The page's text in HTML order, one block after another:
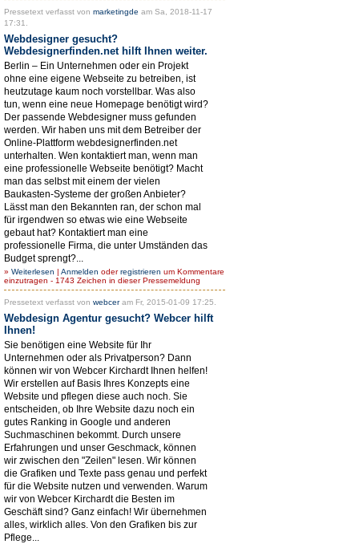
Pressetext verfasst von marketingde am Sa, 2018-11-17
17:31.
Webdesigner gesucht?
Webdesignerfinden.net hilft Ihnen weiter.
Berlin – Ein Unternehmen oder ein Projekt
ohne eine eigene Webseite zu betreiben, ist
heutzutage kaum noch vorstellbar. Was also
tun, wenn eine neue Homepage benötigt wird?
Der passende Webdesigner muss gefunden
werden. Wir haben uns mit dem Betreiber der
Online-Plattform webdesignerfinden.net
unterhalten. Wen kontaktiert man, wenn man
eine professionelle Webseite benötigt? Macht
man das selbst mit einem der vielen
Baukasten-Systeme der großen Anbieter?
Lässt man den Bekannten ran, der schon mal
für irgendwen so etwas wie eine Webseite
gebaut hat? Kontaktiert man eine
professionelle Firma, die unter Umständen das
Budget sprengt?...
» Weiterlesen | Anmelden oderregistrieren um Kommentare
einzutragen - 1743 Zeichen in dieser Pressemeldung
Pressetext verfasst von webceram Fr, 2015-01-09 17:25.
Webdesign Agentur gesucht? Webcer hilft
Ihnen!
Sie benötigen eine Website für Ihr
Unternehmen oder als Privatperson? Dann
können wir von Webcer Kirchardt Ihnen helfen!
Wir erstellen auf Basis Ihres Konzepts eine
Website und pflegen diese auch noch. Sie
entscheiden, ob Ihre Website dazu noch ein
gutes Ranking in Google und anderen
Suchmaschinen bekommt. Durch unsere
Erfahrungen und unser Geschmack, können
wir zwischen den "Zeilen" lesen. Wir können
die Grafiken und Texte pass genau und perfekt
für die Website nutzen und verwenden. Warum
wir von Webcer Kirchardt die Besten im
Geschäft sind? Ganz einfach! Wir übernehmen
alles, wirklich alles. Von den Grafiken bis zur
Pflege...